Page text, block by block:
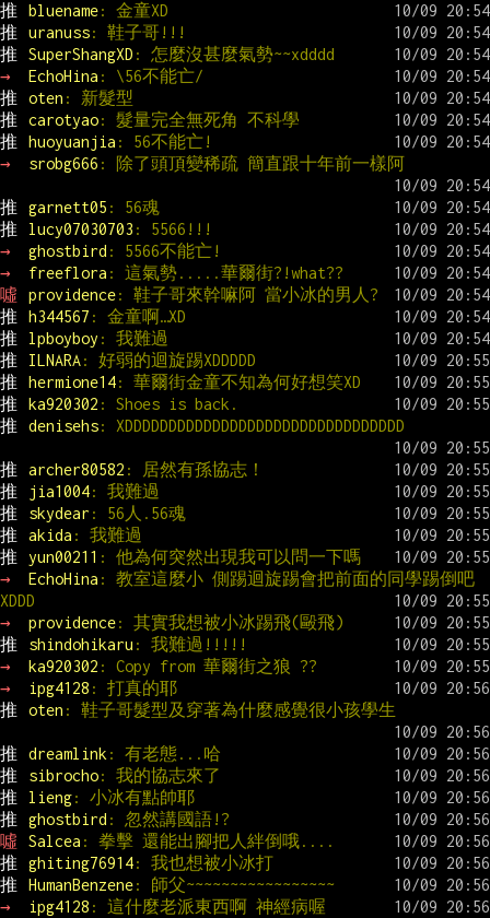
推 bluename: 金童XD
推
uranuss: 鞋子哥!!!
推
SuperShangXD : 怎麼沒甚麼氣勢~~xdddd
→
EchoHina : \56不能亡/
推
oten : 新髮型
推
carotyao: 髮量完全無死角 不科學
推
huoyuanjia : 56不能亡!
→
srobg666 : 除了頭頂變稀疏 簡直跟十年前一樣阿
推 garnett05 : 56魂
推
lucy07030703 : 5566!!!
→
ghostbird : 5566不能亡!
→
freeflora : 這氣勢.....華爾街?!what??
噓
providence: 鞋子哥來幹嘛阿 當小冰的男人?
推
h344567 : 金童啊…XD
推
lpboyboy : 我難過
推
ILNARA: 好弱的迴旋踢XDDDDD
推
hermione14: 華爾街金童不知為何好想笑XD
推
ka920302 : Shoes is back.
推
denisehs: XDDDDDDDDDDDDDDDDDDDDDDDDDDDDDDDD
推 archer80582 : 居然有孫協志！
推
jia1004: 我難過
推
skydear : 56人.56魂
推
akida : 我難過
推
yun00211 : 他為何突然出現我可以問一下嗎
→
EchoHina : 教室這麼小 側踢迴旋踢會把前面的同學踢倒吧
XDDD
→
providence: 其實我想被小冰踢飛(毆飛)
推
shindohikaru : 我難過!!!!!
→
ka920302 : Copy from 華爾街之狼 ??
→
ipg4128 : 打真的耶
推
oten : 鞋子哥髮型及穿著為什麼感覺很小孩學生
推 dreamlink : 有老態...哈
推
sibrocho: 我的協志來了
推
lieng: 小冰有點帥耶
推
ghostbird : 忽然講國語!?
噓
Salcea : 拳擊 還能出腳把人絆倒哦....
推
ghiting76914: 我也想被小冰打
推
HumanBenzene: 師父~~~~~~~~~~~~~~~~~
→
ipg4128 : 這什麼老派東西啊 神經病喔